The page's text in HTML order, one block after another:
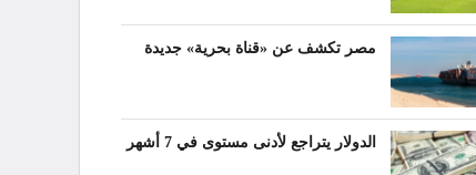
مصر تكشف عن «قناة بحرية» جديدة
الدولار يتراجع لأدنى مستوى في 7 أشهر